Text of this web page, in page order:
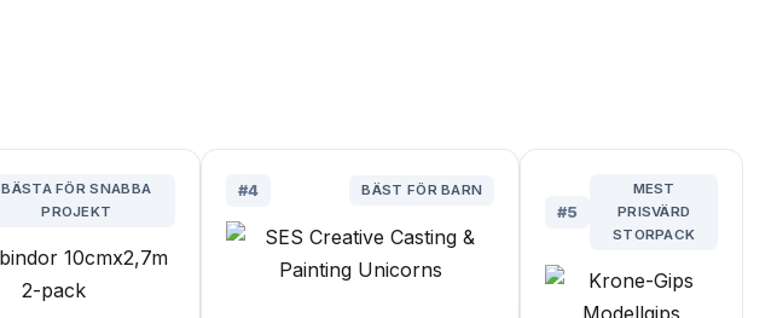
BÄSTA FÖR SNABBA
PROJEKT
#4 BÄST FÖR BARN
#5
MEST
PRISVÄRD
STORPACK